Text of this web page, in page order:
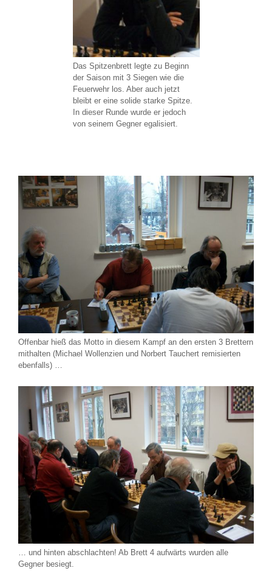
Das Spitzenbrett legte zu Beginn
der Saison mit 3 Siegen wie die
Feuerwehr los. Aber auch jetzt
bleibt er eine solide starke Spitze.
In dieser Runde wurde er jedoch
von seinem Gegner egalisiert.
Offenbar hieß das Motto in diesem Kampf an den ersten 3 Brettern
mithalten (Michael Wollenzien und Norbert Tauchert remisierten
ebenfalls) …
… und hinten abschlachten! Ab Brett 4 aufwärts wurden alle
Gegner besiegt.